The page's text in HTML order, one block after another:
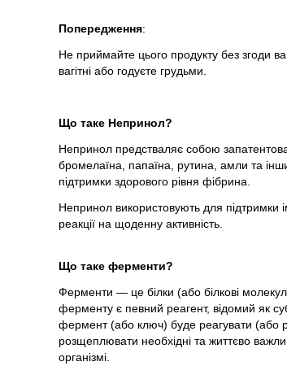
Попередження:
Не приймайте цього продукту без згоди
вагітні або годуєте грудьми.
Що таке Непринол?
Непринол предстваляє собою
бромелаїна, папаїна, рутина, амли та
підтримки здорового рівня фібрина.
Непринол використовують для підтримки
реакції на щоденну активність.
Що таке ферменти?
Ферменти — це білки (або білкові
ферменту є певний реагент, відомий як
фермент (або ключ) буде реагувати (або
розщеплювати необхідні та життєво
організмі.